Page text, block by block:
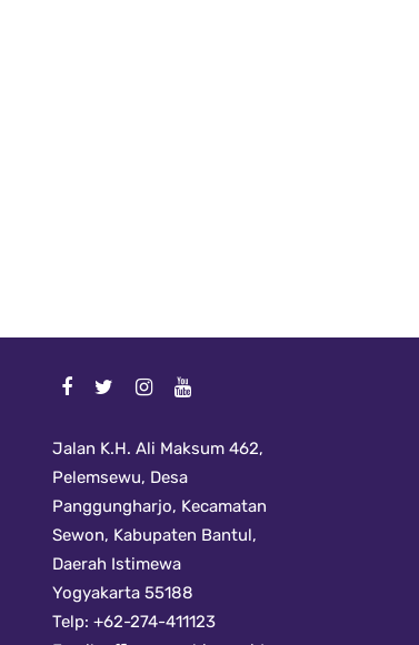
Jalan K.H. Ali Maksum 462,
Pelemsewu, Desa
Panggungharjo, Kecamatan
Sewon, Kabupaten Bantul,
Daerah Istimewa
Yogyakarta 55188
Telp: +62-274-411123